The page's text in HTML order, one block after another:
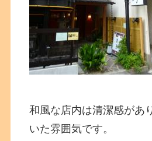
和風な店内は清潔感があ
いた雰囲気です。